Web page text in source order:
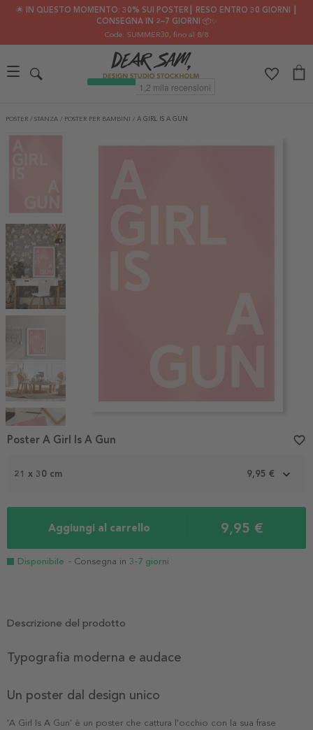
🌟 IN QUESTO MOMENTO: 30% SUI POSTER┃ RESO ENTRO 30 GIORNI ┃
CONSEGNA IN 2–7 GIORNI 📦✨
Code: SUMMER30, fino al 8/8
POSTER / STANZA / POSTER PER BAMBINI / A GIRL IS A GUN
1
21 x 30 cm 9,95 €
Aggiungi al carrello 9,95 €
Disponibile - Consegna in 3-7 giorni
Poster A Girl Is A Gun favorite_border
Descrizione del prodotto
Typografia moderna e audace
Un poster dal design unico
'A Girl Is A Gun' è un poster che cattura l'occhio con la sua frase